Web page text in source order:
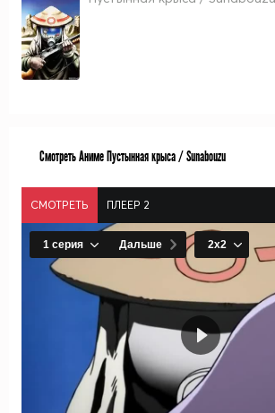
Смотреть Аниме Пустынная крыса / Sunabouzu
СМОТРЕТЬ ПЛЕЕР 2